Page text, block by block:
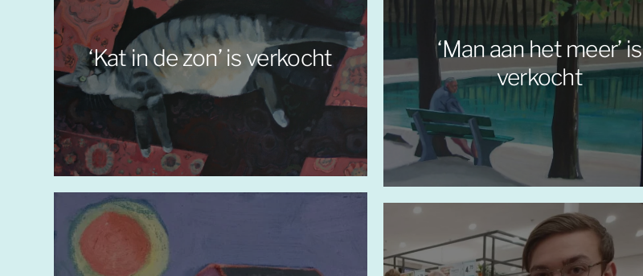
‘Kat in de zon’ is verkocht
‘Man aan het meer’ is
verkocht